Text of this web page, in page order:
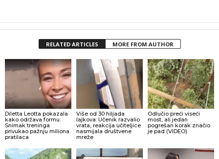
RELATED ARTICLES MORE FROM AUTHOR
Diletta Leotta pokazala
kako održava formu:
Snimak treninga
privukao pažnju miliona
pratilaca
Više od 30 hiljada
lajkova: Učenik razvalio
vrata, reakcija učiteljice
nasmijala društvene
mreže
Odlučio preći viseći
most, ali jedan
pogrešan korak značio
je pad (VIDEO)